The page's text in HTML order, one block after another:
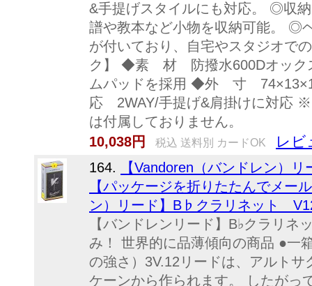
&手提げスタイルにも対応。 ◎収
譜や教本など小物を収納可能。 ◎
が付いており、自宅やスタジオで
ク】 ◆素 材 防撥水600Dオッ
ムパッドを採用 ◆外 寸
応 2WAY/手提げ&肩掛けに対応 ※
は付属しておりません。
10,038円
税込 送料別 カードOK レビ
164.
【Vandoren（バンドレン）
【パッケージを折りたたんでメー
ン）リード】B♭クラリネット
【バンドレンリード】B♭クラリ
み！ 世界的に品薄傾向の商品 ●一
の強さ）3V.12リードは、アルト
ケーンから作られます。 したがっ